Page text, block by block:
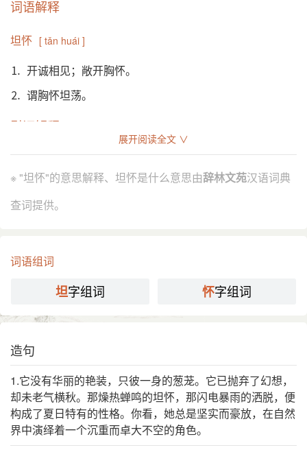
词语解释
坦怀 [ tǎn huái ]
⒈ 开诚相见；敞开胸怀。
⒉ 谓胸怀坦荡。
引证解释
⒈ 开诚相见；敞开胸怀。
引 《宋书·张永传》：“时 萧思话 在 彭城，义宣 虑二人
《续资治通鉴·宋徽宗宣和七年》：“朝廷虑其交恶，
诸子中为最后起，他的思想中摄收有各家的成分，无
击。”
⒉ 谓胸怀坦荡。
国语辞典
坦怀 [ tǎn huái ]
⒈ 坦开胸怀。比喻真诚相见。
展开阅读全文 ∨
※ "坦怀"的意思解释、坦怀是什么意思由辞林文苑汉语词典
查词提供。
词语组词
坦字组词 怀字组词
造句
1.它没有华丽的艳装，只彼一身的葱茏。它已抛弃了幻想，
却未老气横秋。那燥热蝉鸣的坦怀，那闪电暴雨的洒脱，便
构成了夏日特有的性格。你看，她总是坚实而豪放，在自然
界中演绎着一个沉重而卓大不空的角色。